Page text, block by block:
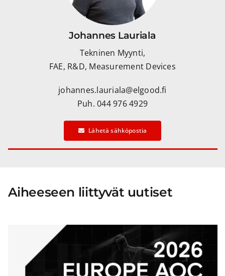
Johannes Lauriala
Tekninen Myynti,
FAE, R&D, Measurement Devices
johannes.lauriala@elgood.fi
Puh. 044 976 4929
Lähetä sähköpostia
Aiheeseen liittyvät uutiset